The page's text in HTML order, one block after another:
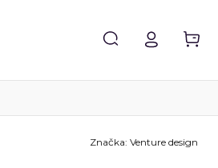
Predávané
Značka: Venture design